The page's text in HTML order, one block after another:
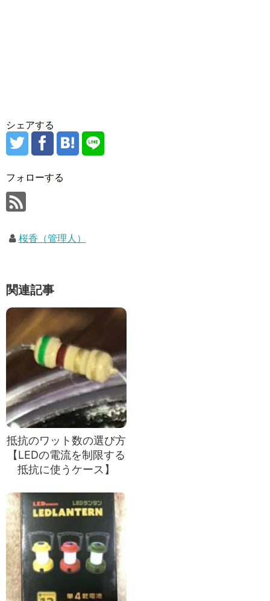
シェアする
フォローする
桜香（管理人）
関連記事
抵抗のワット数の選び方
【LEDの電流を制限する
抵抗に使うケース】